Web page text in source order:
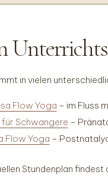
in vielen
Flow Yoga – im Fluss
für Schwangere –
Flow Yoga –
Stundenplan findest